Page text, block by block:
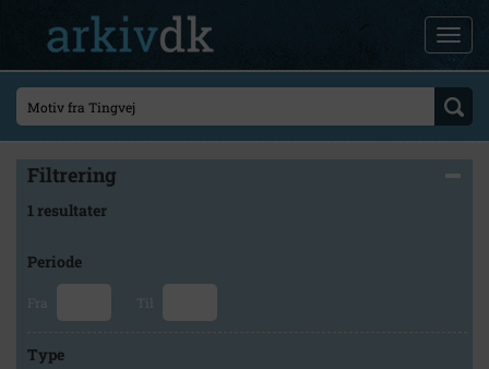
Filtrering
1 resultater
Periode
Fra Til
Type